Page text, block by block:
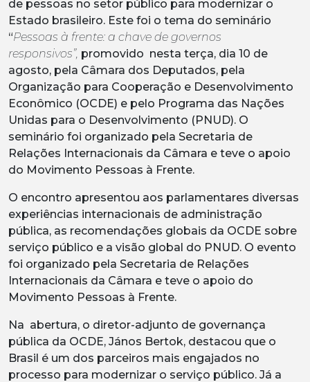
de pessoas no setor público para modernizar o
Estado brasileiro. Este foi o tema do seminário
“Pessoas à frente: a chave de governos
responsivos”, promovido nesta terça, dia 10 de
agosto, pela Câmara dos Deputados, pela
Organização para Cooperação e Desenvolvimento
Econômico (OCDE) e pelo Programa das Nações
Unidas para o Desenvolvimento (PNUD). O
seminário foi organizado pela Secretaria de
Relações Internacionais da Câmara e teve o apoio
do Movimento Pessoas à Frente.
O encontro apresentou aos parlamentares diversas
experiências internacionais de administração
pública, as recomendações globais da OCDE sobre
serviço público e a visão global do PNUD. O evento
foi organizado pela Secretaria de Relações
Internacionais da Câmara e teve o apoio do
Movimento Pessoas à Frente.
Na abertura, o diretor-adjunto de governança
pública da OCDE, János Bertok, destacou que o
Brasil é um dos parceiros mais engajados no
processo para modernizar o serviço público. Já a